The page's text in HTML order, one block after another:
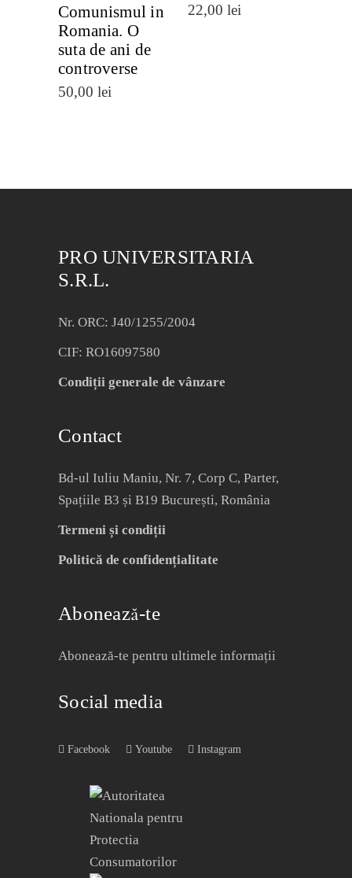
Comunismul in
Romania. O
suta de ani de
controverse
50,00 lei
22,00 lei
PRO UNIVERSITARIA
S.R.L.
Nr. ORC: J40/1255/2004
CIF: RO16097580
Condiții generale de vânzare
Contact
Bd-ul Iuliu Maniu, Nr. 7, Corp C, Parter,
Spațiile B3 și B19 București, România
Termeni și condiții
Politică de confidențialitate
Abonează-te
Abonează-te pentru ultimele informații
Social media
Facebook Youtube Instagram